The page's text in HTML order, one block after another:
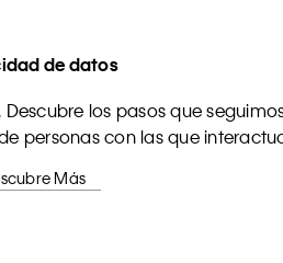
de datos
los pasos que
personas con las que
Más